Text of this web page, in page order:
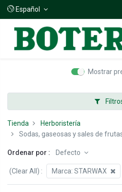
Español
Mostrar
Tienda
Herboristería
Sodas, gaseosas y sales de
Ordenar por : Defecto
(Clear All) : Marca: STARWAX